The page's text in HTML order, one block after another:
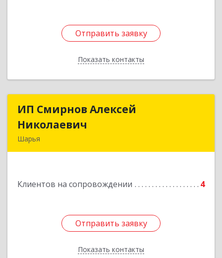
Отправить заявку
Показать контакты
Отправить заявку
Назад
ИП Смирнов Алексей
Николаевич
Шарья
Клиентов на сопровождении 4
Отправить заявку
Показать контакты
ИП Смирнов Алексей
Отправить заявку
Назад